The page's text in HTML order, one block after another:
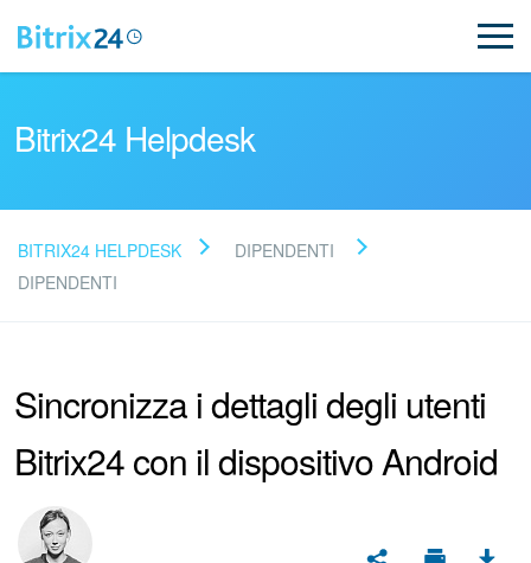
Leggi le domande frequenti
Supporto Bitrix24
Registrazione e accesso
Bitrix24 Helpdesk
BITRIX24 HELPDESK
DIPENDENTI
DIPENDENTI
Sincronizza i dettagli degli utenti
Bitrix24 con il dispositivo Android